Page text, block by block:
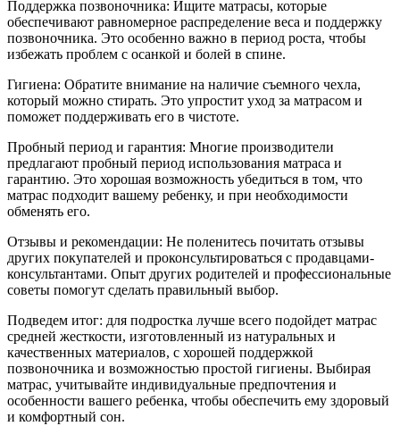
Поддержка позвоночника: Ищите матрасы, которые
обеспечивают равномерное распределение веса и поддержку
позвоночника. Это особенно важно в период роста, чтобы
избежать проблем с осанкой и болей в спине.
Гигиена: Обратите внимание на наличие съемного чехла,
который можно стирать. Это упростит уход за матрасом и
поможет поддерживать его в чистоте.
Пробный период и гарантия: Многие производители
предлагают пробный период использования матраса и
гарантию. Это хорошая возможность убедиться в том, что
матрас подходит вашему ребенку, и при необходимости
обменять его.
Отзывы и рекомендации: Не поленитесь почитать отзывы
других покупателей и проконсультироваться с продавцами-
консультантами. Опыт других родителей и профессиональные
советы помогут сделать правильный выбор.
Подведем итог: для подростка лучше всего подойдет матрас
средней жесткости, изготовленный из натуральных и
качественных материалов, с хорошей поддержкой
позвоночника и возможностью простой гигиены. Выбирая
матрас, учитывайте индивидуальные предпочтения и
особенности вашего ребенка, чтобы обеспечить ему здоровый
и комфортный сон.